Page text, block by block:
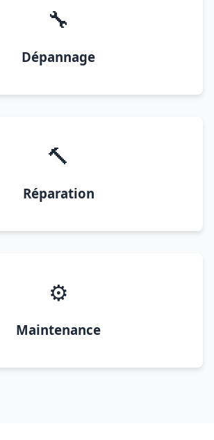
🔧
Dépannage
🔨
Réparation
⚙️
Maintenance